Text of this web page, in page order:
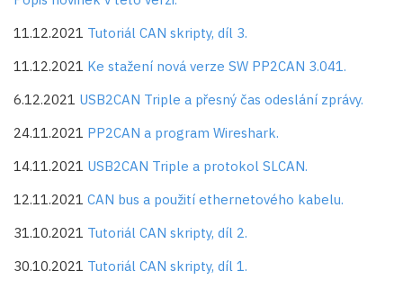
11.12.2021 Tutoriál CAN skripty, díl 3.
11.12.2021 Ke stažení nová verze SW PP2CAN 3.041.
6.12.2021 USB2CAN Triple a přesný čas odeslání zprávy.
24.11.2021 PP2CAN a program Wireshark.
14.11.2021 USB2CAN Triple a protokol SLCAN.
12.11.2021 CAN bus a použití ethernetového kabelu.
31.10.2021 Tutoriál CAN skripty, díl 2.
30.10.2021 Tutoriál CAN skripty, díl 1.